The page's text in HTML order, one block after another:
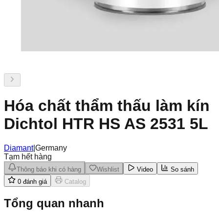
Hóa chất thẩm thấu làm kín
Dichtol HTR HS AS 2531 5L
Diamant|Germany
Tạm hết hàng
Thông báo khi có hàng Wishlist Video
So sánh
0 đánh giá Catalog
Tổng quan nhanh